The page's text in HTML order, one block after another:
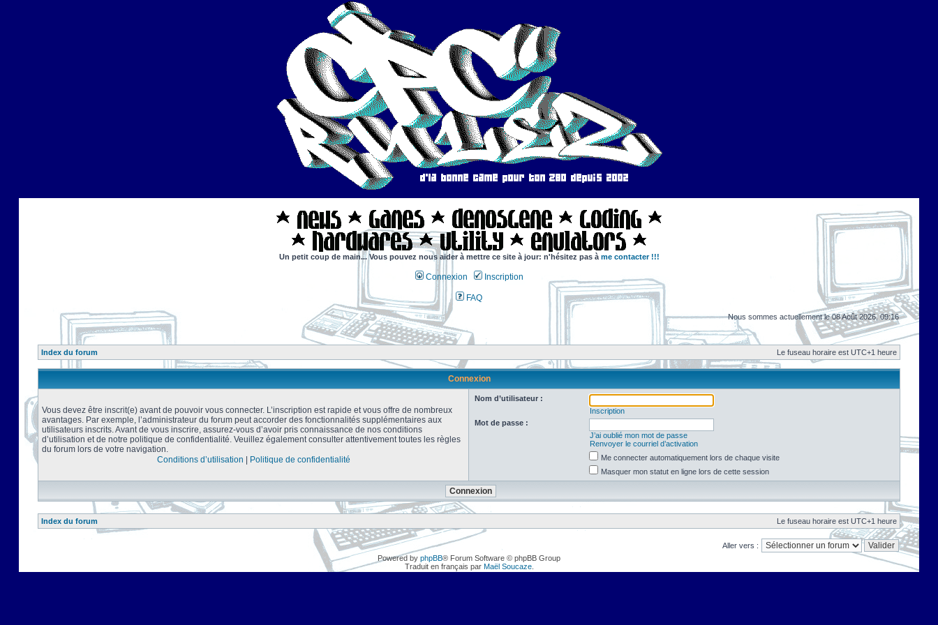
Un petit coup de main... Vous pouvez nous aider à mettre ce site à jour: n'hésitez pas à me contacter !!!
Connexion Inscription
FAQ
Nous sommes actuellement le 08 Août 2026, 09:16
Index du forum Le fuseau horaire est UTC+1 heure
Connexion
Vous devez être inscrit(e) avant de pouvoir vous connecter. L’inscription est rapide et vous offre de nombreux
avantages. Par exemple, l’administrateur du forum peut accorder des fonctionnalités supplémentaires aux
utilisateurs inscrits. Avant de vous inscrire, assurez-vous d’avoir pris connaissance de nos conditions
d’utilisation et de notre politique de confidentialité. Veuillez également consulter attentivement toutes les règles
du forum lors de votre navigation.
Conditions d’utilisation
Politique de confidentialité
Nom d’utilisateur :
Inscription
Mot de passe :
J’ai oublié mon mot de passe
Renvoyer le courriel d’activation
Me connecter automatiquement lors de chaque visite
Masquer mon statut en ligne lors de cette session
Index du forum Le fuseau horaire est UTC+1 heure
Aller vers :
Powered by phpBB® Forum Software © phpBB Group
Traduit en français par Maël Soucaze.